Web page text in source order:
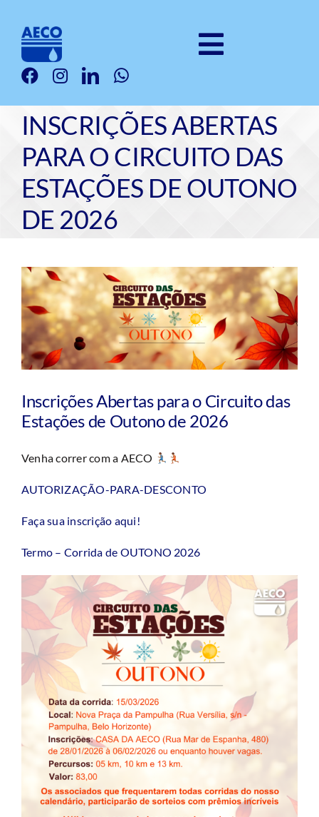
conteúdo
Toggle
Serviços
Produtos
Seja Um Associado
INSCRIÇÕES ABERTAS
PARA O CIRCUITO DAS
ESTAÇÕES DE OUTONO
DE 2026
View
Larger
Image
Inscrições Abertas para o Circuito das
Estações de Outono de 2026
Venha correr com a AECO
AUTORIZAÇÃO-PARA-DESCONTO
Faça sua inscrição aqui!
Termo – Corrida de OUTONO 2026